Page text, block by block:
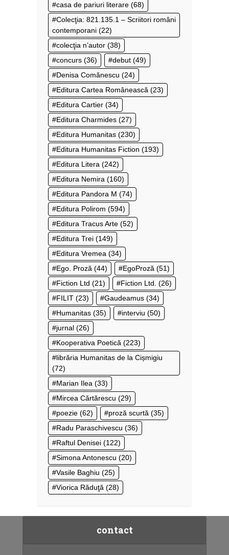
casa de pariuri literare (68)
Colecţia: 821.135.1 – Scriitori români
contemporani (22)
colecţia n’autor (38)
concurs (36) debut (49)
Denisa Comănescu (24)
Editura Cartea Românească (23)
Editura Cartier (34)
Editura Charmides (27)
Editura Humanitas (230)
Editura Humanitas Fiction (193)
Editura Litera (242)
Editura Nemira (160)
Editura Pandora M (74)
Editura Polirom (594)
Editura Tracus Arte (52)
Editura Trei (149)
Editura Vremea (34)
Ego. Proză (44) EgoProză (51)
Fiction Ltd (21) Fiction Ltd. (26)
FILIT (23) Gaudeamus (34)
Humanitas (35) interviu (50)
jurnal (26)
Kooperativa Poetică (223)
librăria Humanitas de la Cișmigiu
(72)
Marian Ilea (33)
Mircea Cărtărescu (29)
poezie (62) proză scurtă (35)
Radu Paraschivescu (36)
Raftul Denisei (122)
Simona Antonescu (20)
Vasile Baghiu (25)
Viorica Răduţă (28)
contact